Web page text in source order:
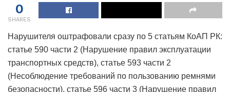
0
SHARES
Нарушителя оштрафовали сразу по 5 статьям КоАП РК:
статье 590 части 2 (Нарушение правил эксплуатации
транспортных средств), статье 593 части 2
(Несоблюдение требований по пользованию ремнями
безопасности), статье 596 части 3 (Нарушение правил